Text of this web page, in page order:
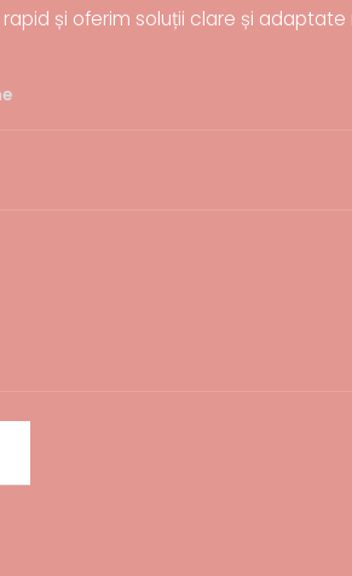
și oferim soluții clare și adaptate